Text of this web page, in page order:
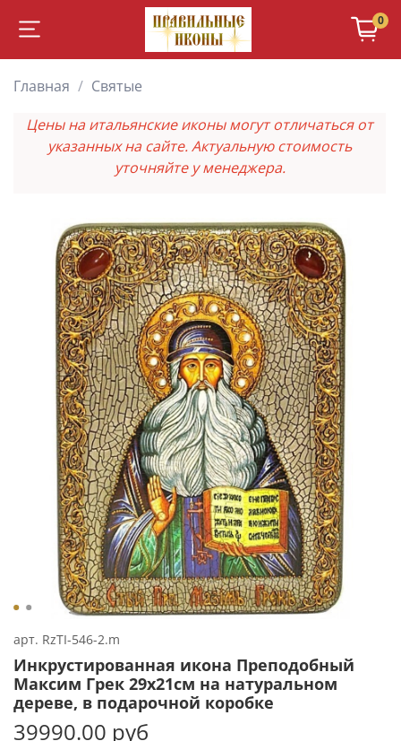
0
Главная
Святые
Цены на итальянские иконы могут отличаться от
указанных на сайте. Актуальную стоимость
уточняйте у менеджера.
арт. RzTI-546-2.m
Инкрустированная икона Преподобный
Максим Грек 29х21см на натуральном
дереве, в подарочной коробке
39990.00 руб